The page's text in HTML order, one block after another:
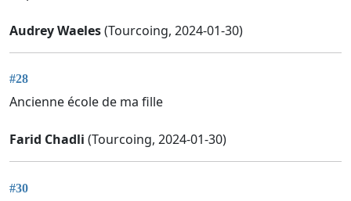
Audrey Waeles(Tourcoing, 2024-01-30)
#28
Ancienne école de ma fille
Farid Chadli (Tourcoing, 2024-01-30)
#30